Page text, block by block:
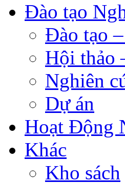
Đào tạo
Đào tạo
Hội thảo
Nghiên
Dự án
Hoạt Động
Khác
Kho sách